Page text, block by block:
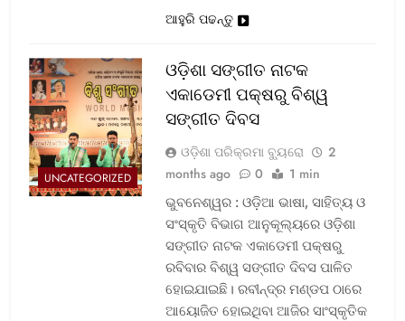
ଆହୁରି ପଢନ୍ତୁ
UNCATEGORIZED
ଓଡ଼ିଶା ସଙ୍ଗୀତ ନାଟକ
ଏକାଡେମୀ ପକ୍ଷରୁ ବିଶ୍ୱ
ସଙ୍ଗୀତ ଦିବସ
ଓଡ଼ିଶା ପରିକ୍ରମା ବ୍ୟୁରୋ
2
months ago
0 1 min
ଭୁବନେଶ୍ୱର : ଓଡ଼ିଆ ଭାଷା, ସାହିତ୍ୟ ଓ
ସଂସ୍କୃତି ବିଭାଗ ଆନୁକୂଲ୍ୟରେ ଓଡ଼ିଶା
ସଙ୍ଗୀତ ନାଟକ ଏକାଡେମୀ ପକ୍ଷରୁ
ରବିବାର ବିଶ୍ୱ ସଙ୍ଗୀତ ଦିବସ ପାଳିତ
ହୋଇଯାଇଛି। ରବୀନ୍ଦ୍ର ମଣ୍ଡପ ଠାରେ
ଆୟୋଜିତ ହୋଇଥିବା ଆଜିର ସାଂସ୍କୃତିକ